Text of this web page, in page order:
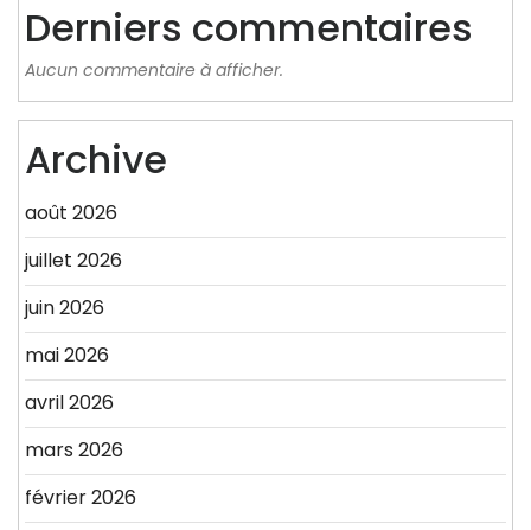
Derniers commentaires
Aucun commentaire à afficher.
Archive
août 2026
juillet 2026
juin 2026
mai 2026
avril 2026
mars 2026
février 2026